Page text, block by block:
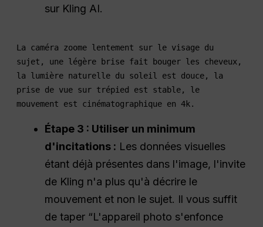
sur Kling AI.
La caméra zoome lentement sur le visage du
sujet, une légère brise fait bouger les cheveux,
la lumière naturelle du soleil est douce, la
prise de vue sur trépied est stable, le
mouvement est cinématographique en 4k.
Étape 3 : Utiliser un minimum
d'incitations : Les données visuelles
étant déjà présentes dans l'image, l'invite
de Kling n'a plus qu'à décrire le
mouvement et non le sujet. Il vous suffit
de taper “L'appareil photo s'enfonce